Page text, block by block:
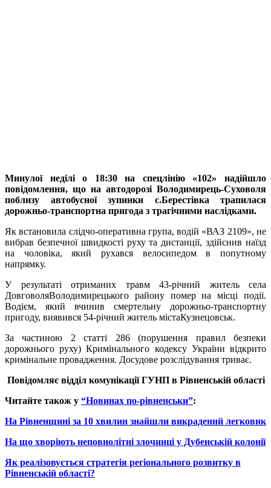
Минулої неділі о 18:30 на спецлінію «102» надійшло
повідомлення, що на автодорозі Володимирець-Суховоля
поблизу автобусної зупинки с.Берестівка трапилася
дорожньо-транспортна пригода з трагічними наслідками.
Як встановила слідчо-оперативна група, водій «ВАЗ 2109», не
вибрав безпечної швидкості руху та дистанції, здійснив наїзд
на чоловіка, який рухався велосипедом в попутному
напрямку.
У результаті отриманих травм 43-річний житель села
ДовговоляВолодимирецького району помер на місці події.
Водієм, який вчинив смертельну дорожньо-транспортну
пригоду, виявився 54-річний житель містаКузнецовськ.
За частиною 2 статті 286 (порушення правил безпеки
дорожнього руху) Кримінального кодексу України відкрито
кримінальне провадження. Досудове розслідування триває.
Повідомляє відділ комунікаціїГУНП в Рівненській області
Читайте також у “Новинах по-рівненськи”:
На Рівненщині за 10 хвилин знайшли викрадений легковик
На що хворіють неповнолітні злочинці у Дубенській колонії
Як реалізовується стратегія регіонального розвитку в
Рівненській області?